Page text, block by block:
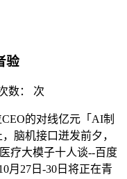
验
数： 次
的对线亿元「AI制
脑机接口迸发前夕，
疗大模子十人谈--百度
月27日-30日将正在青